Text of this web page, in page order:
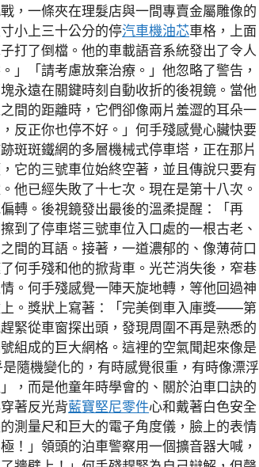
，一條夾在理髮店與一間專賣金屬雕像的
小上三十公分的停汽車機油芯車格，上面
打了倒檔。他的車載語音系統發出了令人
」「請考慮放棄治療。」他忽略了警告，
永遠在關鍵時刻自動收折的後視鏡。當他
間的距離時，它們卻像兩片羞澀的耳朵一
反正你也停不好。」何手殘感覺心臟快要
斑斑鐵網的多層機械式停車塔，正在那片
它的三號車位始終空著，並且傳說只要有
他已經失敗了十七次。現在是第十八次。
轉。後視鏡發出最後的溫柔提醒：「再
到了停車塔三號車位入口處的一根古老、
間的耳語。接著，一道濃郁的、像薄荷口
何手殘和他的掀背車。光芒消失後，窄巷
。何手殘感覺一陣天旋地轉，等他回過神
。獎狀上寫著：「完美倒車入庫獎——第
緊從車窗探出頭，發現周圍不再是熟悉的
組成的巨大網格。這裡的空氣聞起來像是
是隨機變化的，有時感覺很重，有時像漂浮
，而是他童年時學會的、關於泊車口訣的
著反光背藍寶堅尼零件心和戴著白色安全
測量尺和巨大的電子角度儀，臉上的表情
！」領頭的泊車警察用一個擴音器大喊，